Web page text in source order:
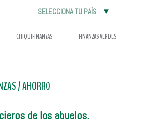
SELECCIONA TU PAÍS
CHIQUIFINANZAS FINANZAS VERDES
/AHORRO
de los abuelos.